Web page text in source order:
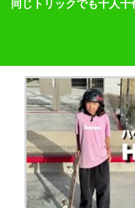
同じトリックでも十人